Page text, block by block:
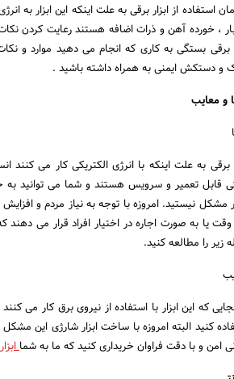
استفاده از ابزار برقی به علت اینکه این ابزار به
، خورده آهن و ذرات اضافه هستند رعایت کردن
برقی بستگی به کاری که انجام می دهید موارد و
و دستکش ایمنی به همراه داشته باشید .
و معایب
برقی به علت اینکه با انرژی الکتریکی کار می
قابل تعمیر و سرویس هستند و شما می توانید به
مشکل نیستید. امروزه با توجه به نیاز مردم و
وقت یا به صورت اجاره در اختیار افراد قرار می
زیر را مطالعه کنید.
که این ابزار با استفاده از نیروی برق کار می
کنید البته امروزه با ساخت ابزار شارژی این
امن و با دقت فراوان خریداری کنید که ما به شما